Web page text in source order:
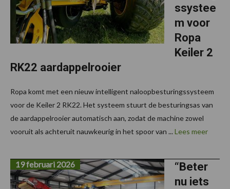
ssystee
m voor
Ropa
Keiler 2
RK22 aardappelrooier
Ropa komt met een nieuw intelligent naloopbesturingssysteem
voor de Keiler 2 RK22. Het systeem stuurt de besturingsas van
de aardappelrooier automatisch aan, zodat de machine zowel
vooruit als achteruit nauwkeurig in het spoor van ... Lees meer
“Beter
nu iets
19 februari 2026